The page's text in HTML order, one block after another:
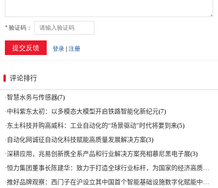
评论排行
·智慧水务与传感器(7)
·中科紫东太初：以多模态大模型开启铁路智能化新纪元(7)
·东土科技并购高威科：工业自动化的“场景驱动”时代将要到来(5)
· 自动化网诚征自动化科技赋能高质量发展解决方案(3)
·深耕应用，兆易创新携全系产品和行业解决方案亮相慕尼黑电子展(3)
·恒力集团董事长陈建华：致力于打造全球行业标杆，为国家的经济高质量发展贡献更大力量|上海电气集团党委书记、董事长吴磊来访
·推好品牌观察：西门子在沪设立其中国首个智能基础设施数字化赋能中心